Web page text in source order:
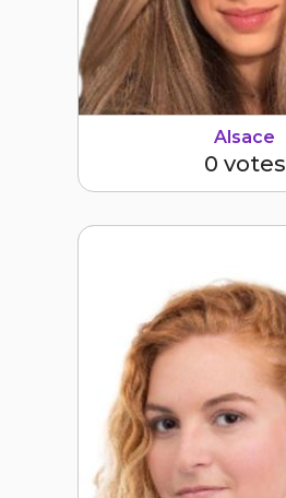
Alsace
0 votes